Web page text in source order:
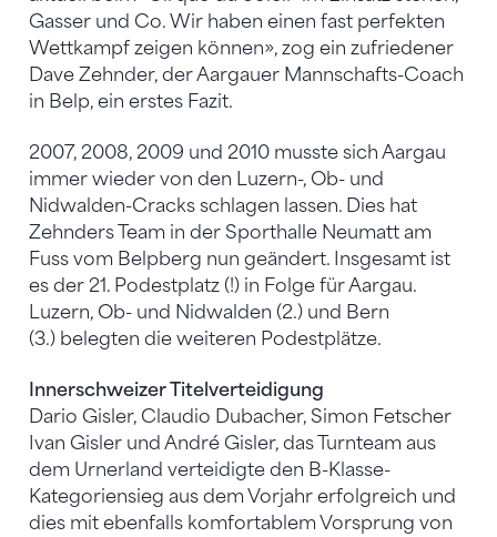
Gasser und Co. Wir haben einen fast perfekten
Wettkampf zeigen können», zog ein zufriedener
Dave Zehnder, der Aargauer Mannschafts-Coach
in Belp, ein erstes Fazit.
2007, 2008, 2009 und 2010 musste sich Aargau
immer wieder von den Luzern-, Ob- und
Nidwalden-Cracks schlagen lassen. Dies hat
Zehnders Team in der Sporthalle Neumatt am
Fuss vom Belpberg nun geändert. Insgesamt ist
es der 21. Podestplatz (!) in Folge für Aargau.
Luzern, Ob- und Nidwalden (2.) und Bern
(3.) belegten die weiteren Podestplätze.
Innerschweizer Titelverteidigung
Dario Gisler, Claudio Dubacher, Simon Fetscher
Ivan Gisler und André Gisler, das Turnteam aus
dem Urnerland verteidigte den B-Klasse-
Kategoriensieg aus dem Vorjahr erfolgreich und
dies mit ebenfalls komfortablem Vorsprung von